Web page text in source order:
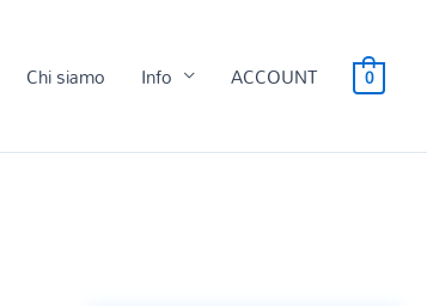
Chi siamo Info ACCOUNT 0